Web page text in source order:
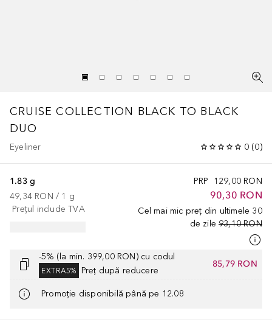
CRUISE COLLECTION BLACK TO BLACK
DUO
Eyeliner 0 (0)
PRP 129,00 RON
90,30 RON
Cel mai mic preț din ultimele 30
de zile 93,10 RON
1.83 g
49,34 RON / 1 g
Prețul include TVA
-5% (la min. 399,00 RON) cu codul
EXTRA5% Preț după reducere
85,79 RON
Promoție disponibilă până pe 12.08